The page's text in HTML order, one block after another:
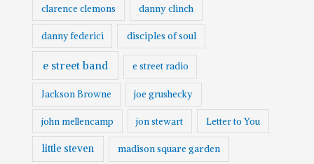
clarence clemons danny clinch
danny federici disciples of soul
e street band e street radio
Jackson Browne joe grushecky
john mellencamp jon stewart Letter to You
little steven madison square garden